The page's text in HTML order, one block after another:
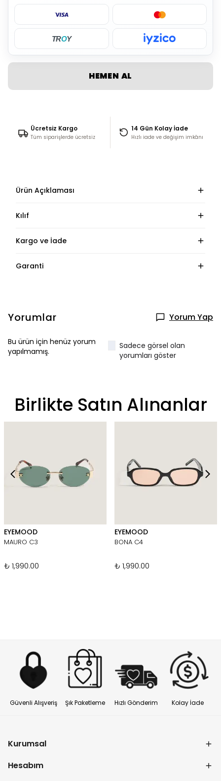
TROY
HEMEN AL
Ücretsiz Kargo
Tüm siparişlerde ücretsiz
14 Gün Kolay İade
Hızlı iade ve değişim imkânı
Ürün Açıklaması
Kılıf
Kargo ve İade
Garanti
Yorumlar Yorum Yap
Bu ürün için henüz yorum
yapılmamış.
Sadece görsel olan
yorumları göster
Birlikte Satın Alınanlar
EYEMOOD
MAURO C3
₺ 1,990.00
EYEMOOD
BONA C4
₺ 1,990.00
Güvenli Alışveriş Şık Paketleme Hızlı Gönderim Kolay İade
Kurumsal
Hesabım